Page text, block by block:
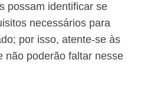
possam identificar se
necessários para
por isso, atente-se às
não poderão faltar nesse